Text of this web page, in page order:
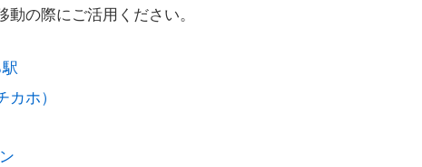
の際にご活用ください。
ホ）